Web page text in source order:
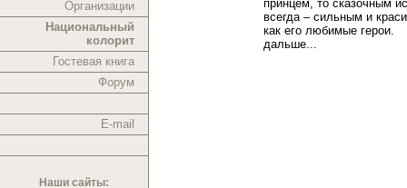
Организации
Национальный
колорит
Гостевая книга
Форум
E-mail
Наши сайты:
принцем, то сказочным
всегда – сильным и
как его любимые герои.
дальше...